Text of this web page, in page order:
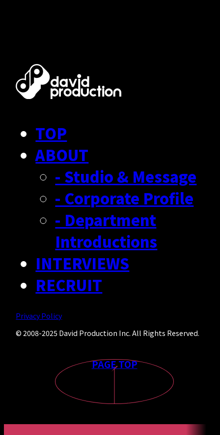
TOP
ABOUT
- Studio & Message
- Corporate Profile
- Department
Introductions
INTERVIEWS
RECRUIT
Privacy Policy
© 2008-2025 David Production Inc. All Rights Reserved.
PAGE TOP